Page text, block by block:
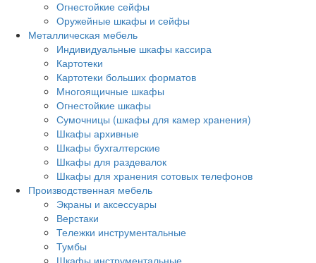
Огнестойкие сейфы
Оружейные шкафы и сейфы
Металлическая мебель
Индивидуальные шкафы кассира
Картотеки
Картотеки больших форматов
Многоящичные шкафы
Огнестойкие шкафы
Сумочницы (шкафы для камер хранения)
Шкафы архивные
Шкафы бухгалтерские
Шкафы для раздевалок
Шкафы для хранения сотовых телефонов
Производственная мебель
Экраны и аксессуары
Верстаки
Тележки инструментальные
Тумбы
Шкафы инструментальные